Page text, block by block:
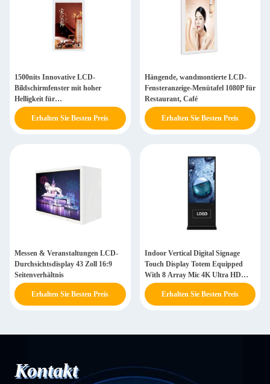
1500nits Innovative LCD-
Bildschirmfenster mit hoher
Helligkeit für
Einzelhandelsgeschäfte, Android 11
Betriebssystem
Erhalten Sie Besten Preis
Hängende, wandmontierte LCD-
Fensteranzeige-Menütafel 1080P für
Restaurant, Café
Erhalten Sie Besten Preis
Messen & Veranstaltungen LCD-
Durchsichtsdisplay 43 Zoll 16:9
Seitenverhältnis
Erhalten Sie Besten Preis
Indoor Vertical Digital Signage
Touch Display Totem Equipped
With 8 Array Mic 4K Ultra HD
Resolution
Erhalten Sie Besten Preis
Kontakt